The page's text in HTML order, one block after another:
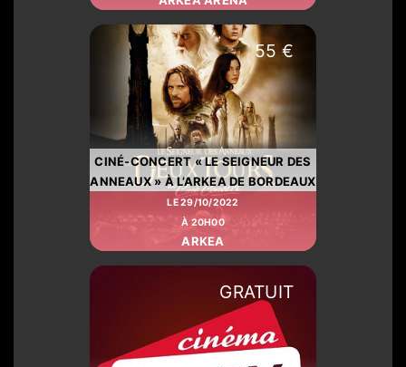
55 €
CINÉ-CONCERT « LE SEIGNEUR DES
ANNEAUX » À L’ARKEA DE BORDEAUX
LE 29/10/2022
À 20H00
ARKEA
GRATUIT